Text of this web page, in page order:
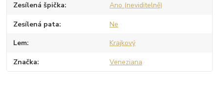
Zesílená špička Ano (neviditelně)
Zesílená pata Ne
Lem Krajkový
Značka Veneziana